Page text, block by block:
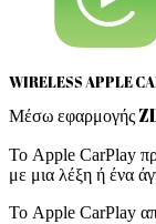
WIRELESS APPLE
Μέσω εφαρμογής
Το Apple CarPlay
με μια λέξη ή ένα
Το Apple CarPlay